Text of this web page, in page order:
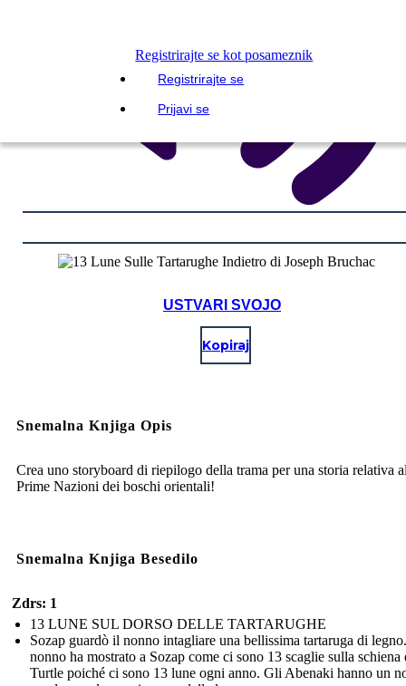
Registrirajte se kot posameznik
Registrirajte se
Prijavi se
USTVARI SVOJO
Kopiraj
Snemalna Knjiga Opis
Crea uno storyboard di riepilogo della trama per una storia relativa
Prime Nazioni dei boschi orientali!
Snemalna Knjiga Besedilo
Zdrs: 1
13 LUNE SUL DORSO DELLE TARTARUGHE
Sozap guardò il nonno intagliare una bellissima tartaruga di
nonno ha mostrato a Sozap come ci sono 13 scaglie sulla
Turtle poiché ci sono 13 lune ogni anno. Gli Abenaki hanno un